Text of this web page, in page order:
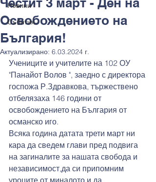
Новини
Събития
Освобождението на
България!
Актуализирано: 6.03.2024 г.
Учениците и учителите на 102 ОУ
"Панайот Волов ", заедно с директора
госпожа Р.Здравкова, тържествено
отбелязаха 146 години от
освобождението на България от
османско иго.
Всяка година датата трети март ни
кара да сведем глави пред подвига
на загиналите за нашата свобода и
независимост,да си припомним
уроците от миналото и да